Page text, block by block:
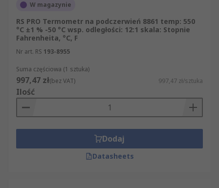
W magazynie
RS PRO Termometr na podczerwień 8861 temp: 550
°C ±1 % -50 °C wsp. odległości: 12:1 skala: Stopnie
Fahrenheita, °C, F
Nr art. RS 193-8955
Suma częściowa (1 sztuka)
997,47 zł(bez VAT) 997,47 zł/sztuka
Ilość
Dodaj
Datasheets